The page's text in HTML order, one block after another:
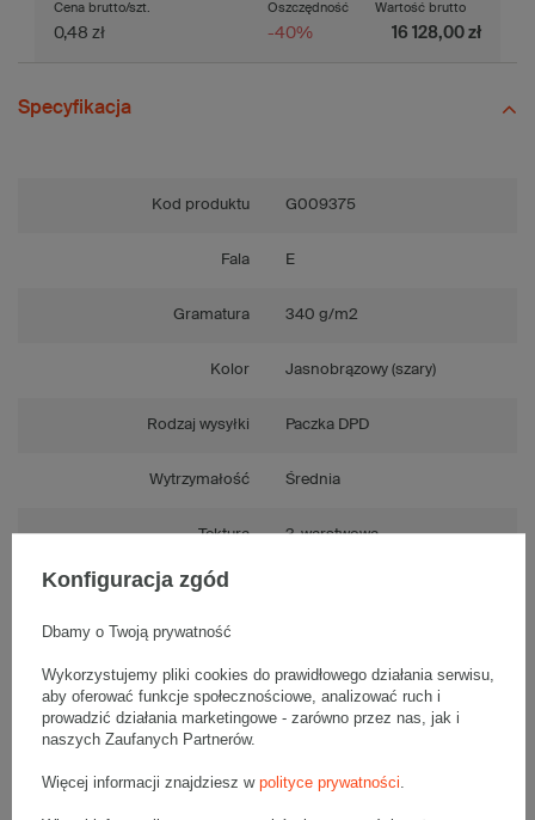
Oszczędność
-40%
Cena brutto/szt.
0,48 zł
Wartość brutto
16 128,00 zł
Specyfikacja
Kod produktu G009375
Fala E
Gramatura 340 g/m2
Kolor Jasnobrązowy (szary)
Rodzaj wysyłki Paczka DPD
Wytrzymałość Średnia
Tektura 3-warstwowa
Składanie
Numer FEFCO
Konfiguracja zgód
Dbamy o Twoją prywatność
Wykorzystujemy pliki cookies do prawidłowego działania serwisu,
aby oferować funkcje społecznościowe, analizować ruch i
prowadzić działania marketingowe - zarówno przez nas, jak i
naszych Zaufanych Partnerów.
Więcej informacji znajdziesz w polityce prywatności.